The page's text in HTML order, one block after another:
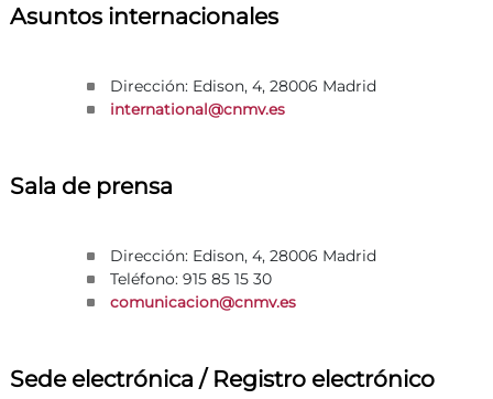
Asuntos internacionales
Dirección: Edison, 4, 28006 Madrid
international@cnmv.es
Sala de prensa
Dirección: Edison, 4, 28006 Madrid
Teléfono: 915 85 15 30
comunicacion@cnmv.es
Sede electrónica / Registro electrónico